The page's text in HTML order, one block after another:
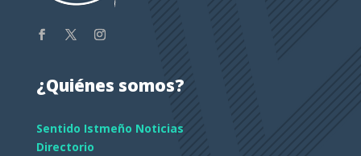
¿Quiénes somos?
Sentido Istmeño Noticias
Directorio